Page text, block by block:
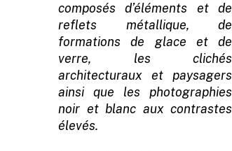
composés d’éléments et de
reflets métallique, de
formations de glace et de
verre, les clichés
architecturaux et paysagers
ainsi que les photographies
noir et blanc aux contrastes
élevés.